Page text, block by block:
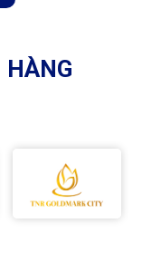
HÀNG